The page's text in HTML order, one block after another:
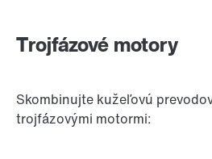
Trojfázové motory
Skombinujte kužeľovú
trojfázovými motormi: